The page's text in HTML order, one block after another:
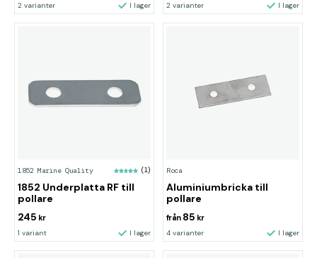
2 varianter I lager 2 varianter I lager
1852 Marine Quality (1)
1852 Underplatta RF till
pollare
245 kr
1 variant I lager
Roca
Aluminiumbricka till
pollare
från 85 kr
4 varianter I lager